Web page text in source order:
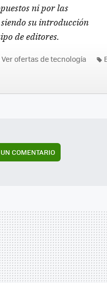
ni por las
su introducción
de editores.
Ver ofertas de tecnología
COMENTARIO